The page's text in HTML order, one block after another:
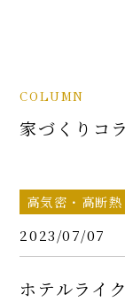
COLUMN
家づくりコ
高気密・高断
2023/07/07
ホテルライ